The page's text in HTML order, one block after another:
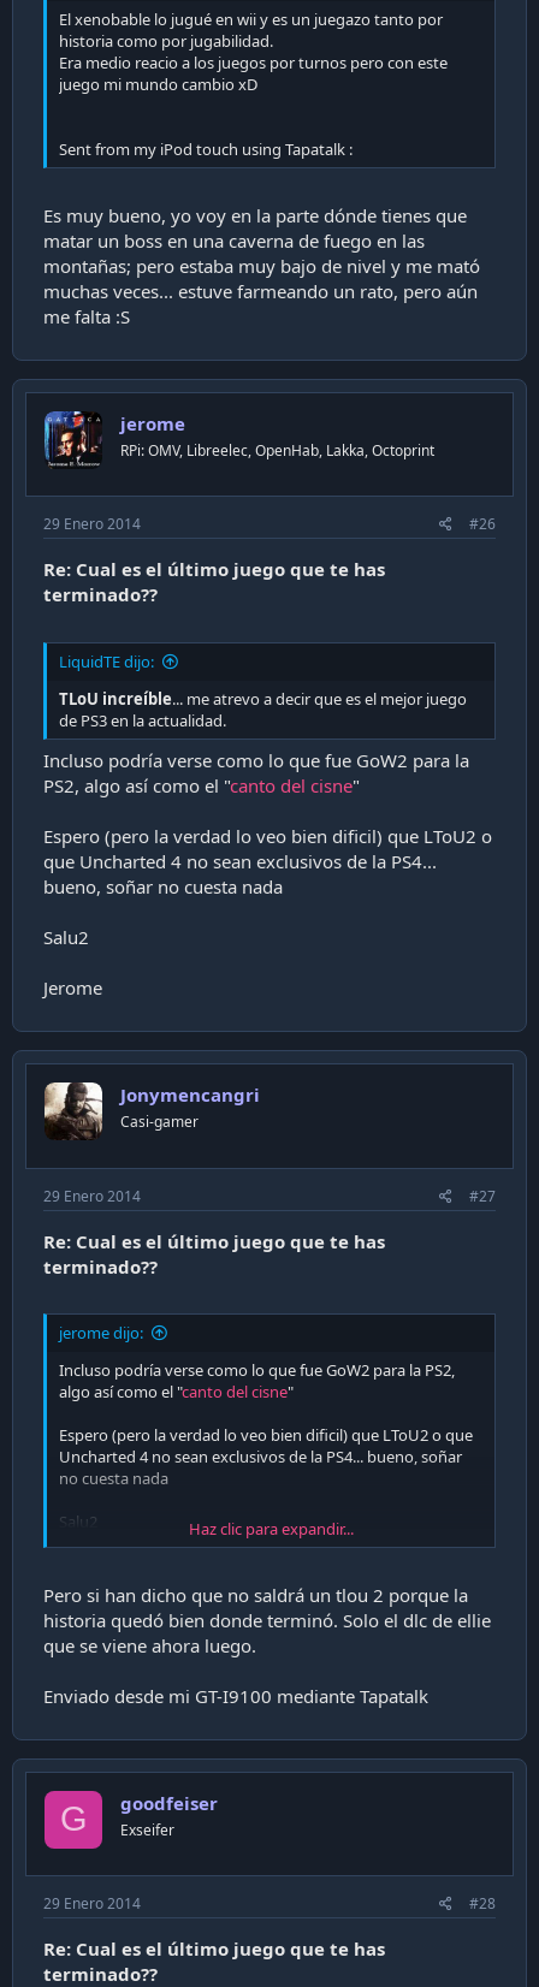
El xenobable lo jugué en wii y es un juegazo tanto por
historia como por jugabilidad.
Era medio reacio a los juegos por turnos pero con este
juego mi mundo cambio xD
Sent from my iPod touch using Tapatalk :
Es muy bueno, yo voy en la parte dónde tienes que
matar un boss en una caverna de fuego en las
montañas; pero estaba muy bajo de nivel y me mató
muchas veces... estuve farmeando un rato, pero aún
me falta :S
jerome
RPi: OMV, Libreelec, OpenHab, Lakka, Octoprint
29 Enero 2014 #26
Re: Cual es el último juego que te has
terminado??
LiquidTE dijo:
TLoU increíble... me atrevo a decir que es el mejor juego
de PS3 en la actualidad.
Incluso podría verse como lo que fue GoW2 para la
PS2, algo así como el "canto del cisne"
Espero (pero la verdad lo veo bien dificil) que LToU2 o
que Uncharted 4 no sean exclusivos de la PS4...
bueno, soñar no cuesta nada
Salu2
Jerome
Jonymencangri
Casi-gamer
29 Enero 2014 #27
Re: Cual es el último juego que te has
terminado??
jerome dijo:
Incluso podría verse como lo que fue GoW2 para la PS2,
algo así como el "canto del cisne"
Espero (pero la verdad lo veo bien dificil) que LToU2 o que
Uncharted 4 no sean exclusivos de la PS4... bueno, soñar
no cuesta nada
Salu2
Haz clic para expandir...
Pero si han dicho que no saldrá un tlou 2 porque la
historia quedó bien donde terminó. Solo el dlc de ellie
que se viene ahora luego.
Enviado desde mi GT-I9100 mediante Tapatalk
G goodfeiser
Exseifer
29 Enero 2014 #28
Re: Cual es el último juego que te has
terminado??